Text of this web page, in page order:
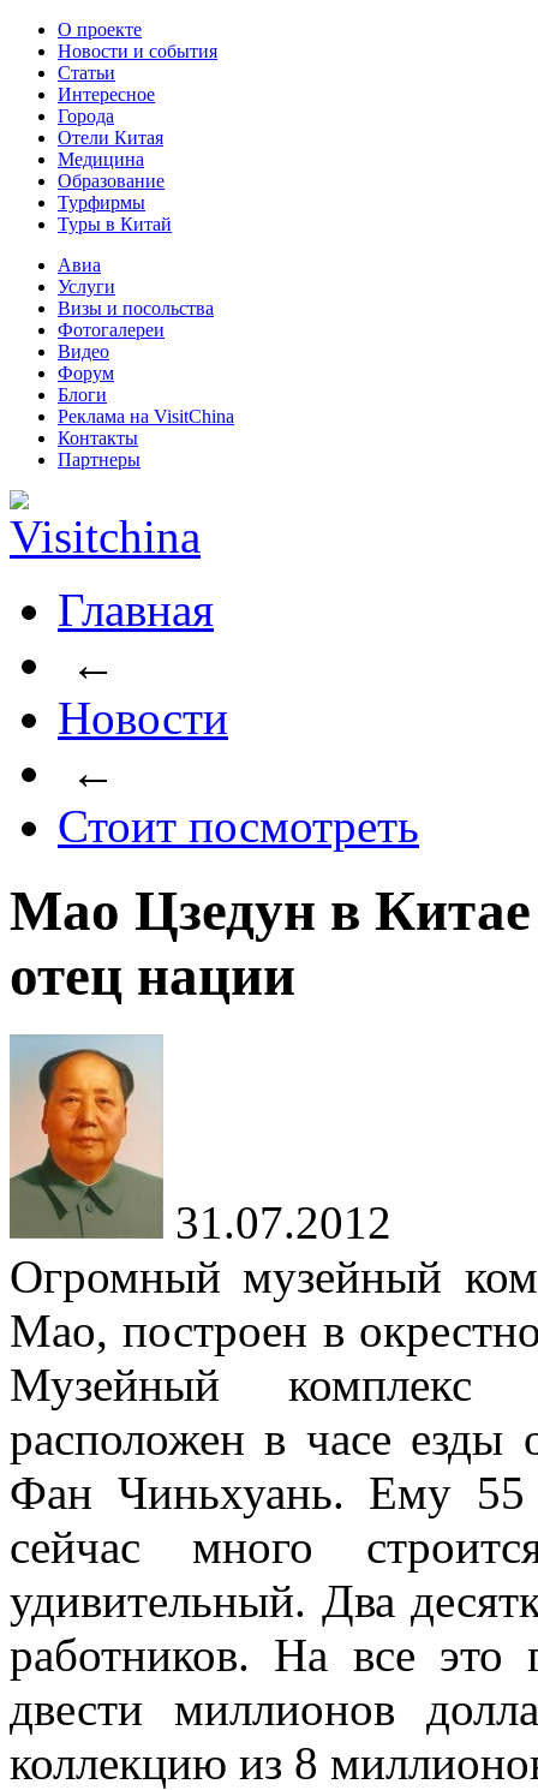
О проекте
Новости и события
Статьи
Интересное
Города
Отели Китая
Медицина
Образование
Турфирмы
Туры в Китай
Авиа
Услуги
Визы и посольства
Фотогалереи
Видео
Форум
Блоги
Реклама на VisitChina
Контакты
Партнеры
Главная
←
Новости
←
Стоит посмотреть
Мао Цзедун в
отец нации
31.07.2012
Огромный музейный
Мао, построен в
Музейный комплекс
расположен в часе езды
Фан Чиньхуань. Ему 55
сейчас много
удивительный. Два
работников. На все это
двести миллионов
коллекцию из 8